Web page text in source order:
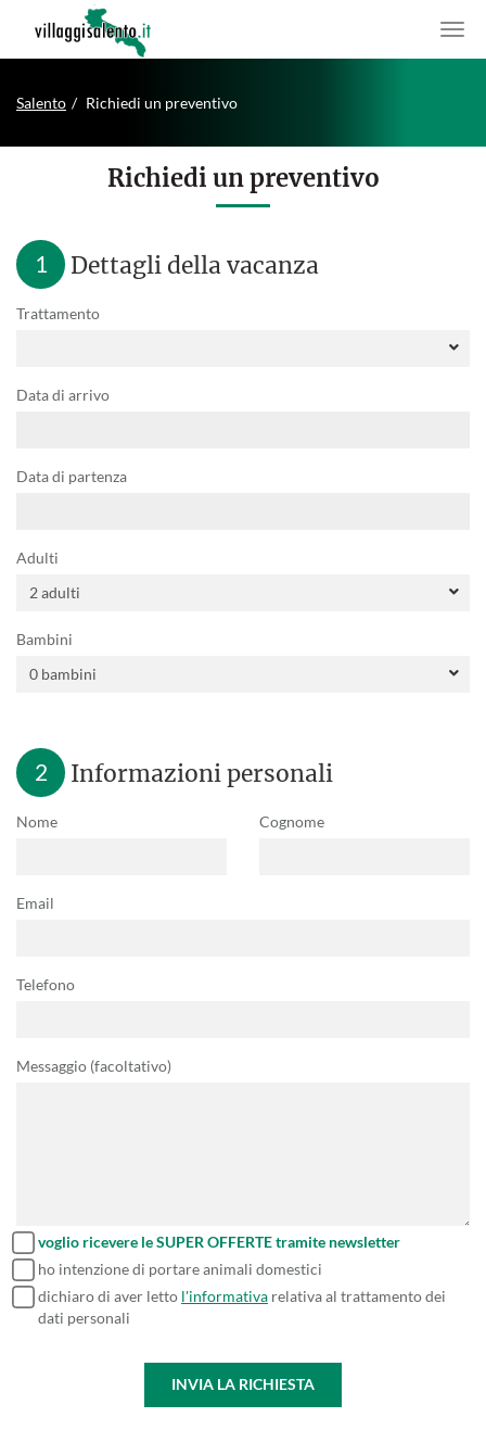
Salento Richiedi un preventivo
Richiedi un preventivo
1 Dettagli della vacanza
Trattamento
Data di arrivo
Data di partenza
Adulti
Bambini
2 Informazioni personali
Nome Cognome
Email
Telefono
Messaggio (facoltativo)
voglio ricevere le SUPER OFFERTE tramite newsletter
ho intenzione di portare animali domestici
dichiaro di aver letto l'informativa relativa al trattamento dei
dati personali
INVIA LA RICHIESTA